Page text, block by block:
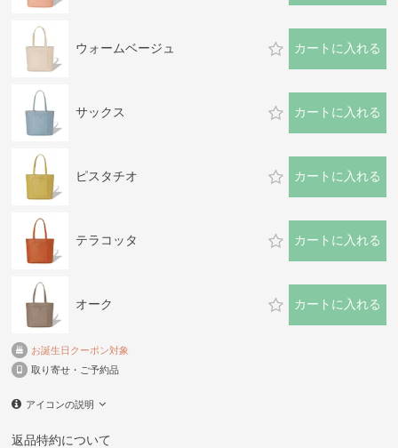
ウォームベージュ カートに入れる
サックス カートに入れる
ピスタチオ カートに入れる
テラコッタ カートに入れる
オーク カートに入れる
お誕生日クーポン対象
取り寄せ・ご予約品
アイコンの説明
返品特約について